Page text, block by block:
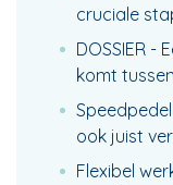
cruciale
DOSSIER -
komt
ook juist
Flexibel